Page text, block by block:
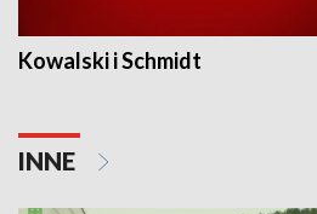
Kowalski i Schmidt
INNE